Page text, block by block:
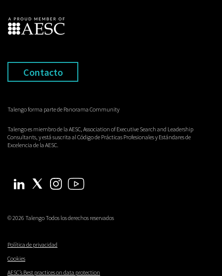
Contacto
Talengo forma parte de Panorama Community
Talengo es miembro de la AESC, Association of Executive Search and Leadership
Consultants, y está suscrita al Código de Prácticas Profesionales y Estándares de
Excelencia de la AESC.
© 2026 Talengo Todos los derechos reservados
Política de privacidad
Cookies
AESC’s Best practices on data protection